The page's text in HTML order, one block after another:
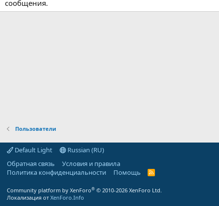
сообщения.
Пользователи
Default Light
Russian (RU)
Обратная связь
Условия и правила
Политика конфиденциальности
Помощь
R
Community platform by XenForo® © 2010-2026 XenForo Ltd.
Локализация от XenForo.Info